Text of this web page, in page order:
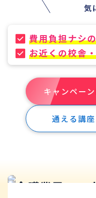
気
費用負担ナシ
お近くの校舎
キャンペー
通える講